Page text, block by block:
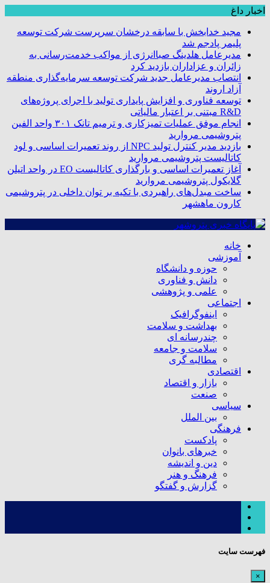
اخبار داغ
مجید خدابخش با سابقه درخشان سرپرست شرکت توسعه
پلیمر پادجم شد
مدیرعامل هلدینگ صباانرژی از مواکب خدمت‌رسانی به
زائران و عزاداران بازدید کرد
انتصاب مدیرعامل جدید شرکت توسعه سرمایه‌گذاری منطقه
آزاد اروند
توسعه فناوری و افزایش پایداری تولید با اجرای پروژه‌های
R&D مبتنی بر اعتبار مالیاتی
انجام موفق عملیات تمیزکاری و ترمیم تانک ۳۰۱ واحد الفین
پتروشیمی مروارید
بازدید مدیر کنترل تولید NPC از روند تعمیرات اساسی و لود
کاتالیست پتروشیمی مروارید
آغاز تعمیرات اساسی و بارگذاری کاتالیست EO در واحد اتیلن
گلایکول پتروشیمی مروارید
ساخت مبدل‌های راهبردی با تکیه بر توان داخلی در پتروشیمی
کارون ماهشهر
خانه
آموزشی
حوزه و دانشگاه
دانش و فناوری
علمی و پژوهشی
اجتماعی
اینفوگرافیک
بهداشت و سلامت
چندرسانه ای
سلامت و جامعه
مطالبه گری
اقتصادی
بازار و اقتصاد
صنعت
سیاسی
بین الملل
فرهنگی
پادکست
خبرهای بانوان
دین و اندیشه
فرهنگ و هنر
گزارش و گفتگو
فهرست سایت
×